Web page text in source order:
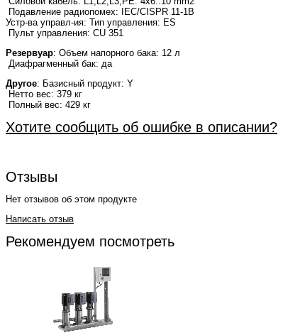
Подавление радиопомех: IEC/CISPR 11-1B
Устр-ва управл-ия: Тип управления: ES
Пульт управления: CU 351
Резервуар: Объем напорного бака: 12 л
Диафрагменный бак: да
Другое: Базисный продукт: Y
Нетто вес: 379 кг
Полный вес: 429 кг
Хотите сообщить об ошибке в описании?
Отзывы
Нет отзывов об этом продукте
Написать отзыв
Рекомендуем посмотреть